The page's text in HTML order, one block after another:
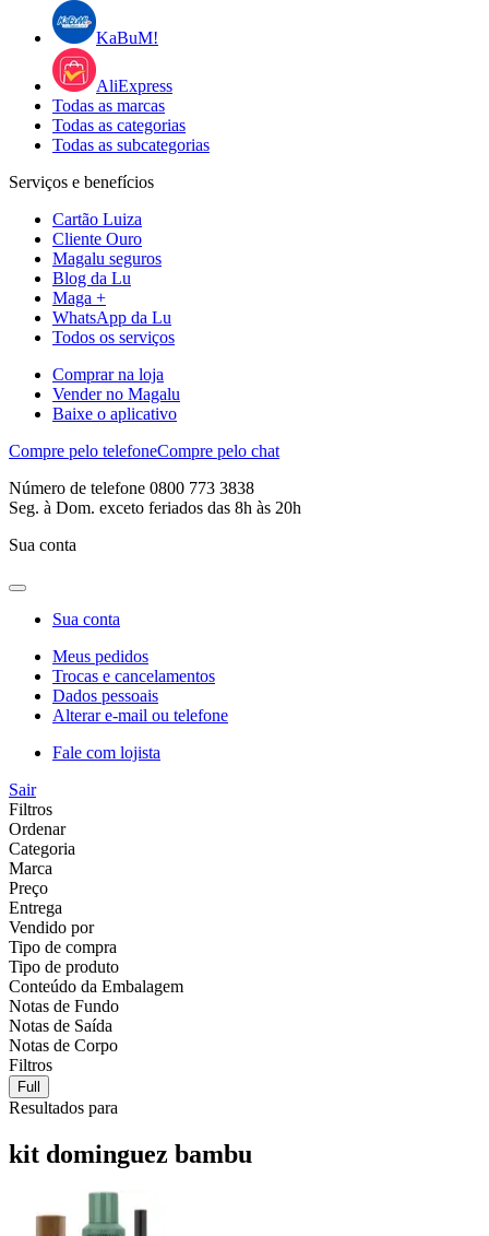
KaBuM!
AliExpress
Todas as marcas
Todas as categorias
Todas as subcategorias
Serviços e benefícios
Cartão Luiza
Cliente Ouro
Magalu seguros
Blog da Lu
Maga +
WhatsApp da Lu
Todos os serviços
Comprar na loja
Vender no Magalu
Baixe o aplicativo
Compre pelo telefoneCompre pelo chat
Número de telefone 0800 773 3838
Seg. à Dom. exceto feriados das 8h às 20h
Sua conta
Sua conta
Meus pedidos
Trocas e cancelamentos
Dados pessoais
Alterar e-mail ou telefone
Fale com lojista
Sair
Filtros
Ordenar
Categoria
Marca
Preço
Entrega
Vendido por
Tipo de compra
Tipo de produto
Conteúdo da Embalagem
Notas de Fundo
Notas de Saída
Notas de Corpo
Filtros
Full
Resultados para
kit dominguez bambu